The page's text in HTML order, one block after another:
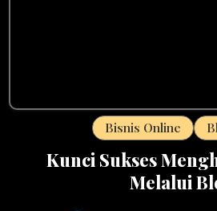
Bisnis Online
Kunci Sukses
Melalui